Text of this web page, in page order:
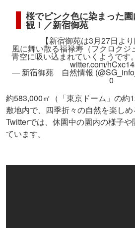
桜でピンク色に染まった
観！／新宿御苑
【新宿御苑は3月27日よ
風に舞い散る福禄寿（フクロクジ
青空に吸い込まれていくようです。
witter.com/
— 新宿御苑 自然情報
0
約583,000㎡（「東京ドーム」の約
敷地内で、四季折々の自然を楽し
Twitterでは、休園中の園内の様子
ています。